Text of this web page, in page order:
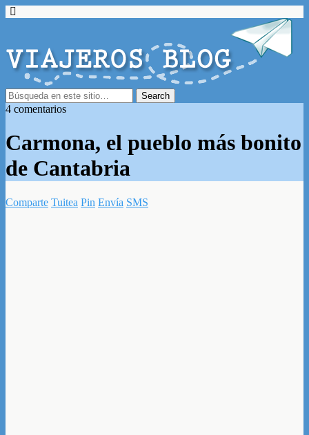
4 comentarios
Carmona, el pueblo más bonito
de Cantabria
Comparte Tuitea Pin Envía SMS